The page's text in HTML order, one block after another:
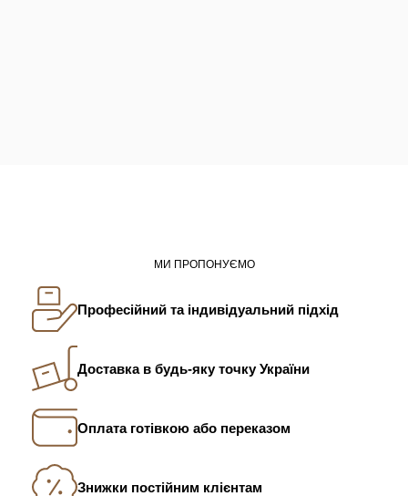
МИ ПРОПОНУЄМО
Професійний та індивідуальний підхід
Доставка в будь-яку точку України
Оплата готівкою або переказом
Знижки постійним клієнтам